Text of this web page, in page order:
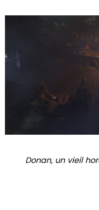
Donan, un vieil